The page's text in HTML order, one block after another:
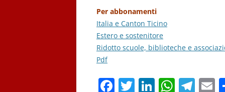
Per abbonamenti
Italia e Canton Ticino
Estero e sostenitore
Ridotto scuole, biblioteche e
Pdf
F T Li W T E